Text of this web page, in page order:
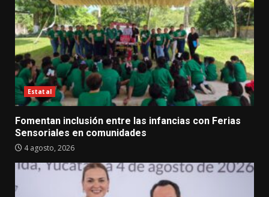
Estatal
Fomentan inclusión entre las infancias con Ferias
Sensoriales en comunidades
4 agosto, 2026